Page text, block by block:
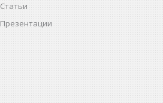
Статьи
Презентации